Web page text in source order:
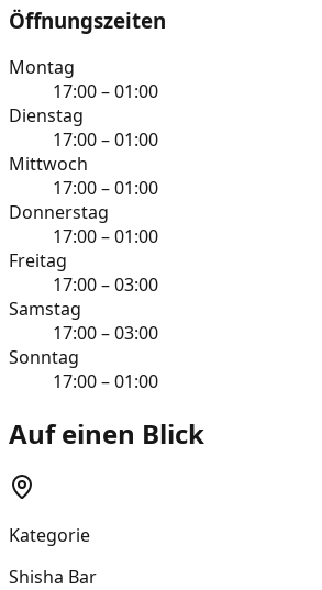
Öffnungszeiten
Montag
17:00 – 01:00
Dienstag
17:00 – 01:00
Mittwoch
17:00 – 01:00
Donnerstag
17:00 – 01:00
Freitag
17:00 – 03:00
Samstag
17:00 – 03:00
Sonntag
17:00 – 01:00
Auf einen Blick
Kategorie
Shisha Bar